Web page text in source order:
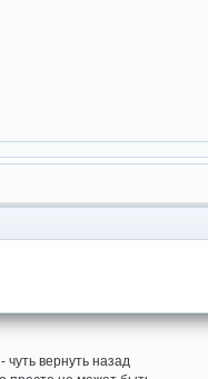
вернуть назад